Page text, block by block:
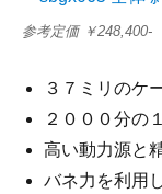
参考定価 ￥248,400-
３７ミリのケ
２０００分の
高い動力源と
バネ力を利用